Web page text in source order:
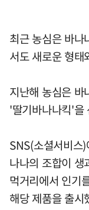
최근 농심은 바나
서도 새로운 형태
지난해 농심은 바
'딸기바나나킥'을
SNS(소셜서비스
나나의 조합이 생
먹거리에서 인기
해당 제품을 출시